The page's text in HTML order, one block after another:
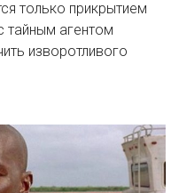
только прикрытием
тайным агентом
изворотливого